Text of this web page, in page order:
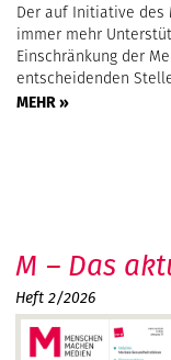
Der auf Initiative des
immer mehr
Einschränkung der
entscheidenden
MEHR »
M – Das
Heft 2/2026